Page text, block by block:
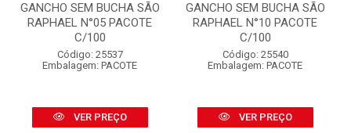
GANCHO SEM BUCHA SÃO
RAPHAEL N°05 PACOTE
C/100
Código: 25537
Embalagem: PACOTE
VER PREÇO
GANCHO SEM BUCHA SÃO
RAPHAEL N°10 PACOTE
C/100
Código: 25540
Embalagem: PACOTE
VER PREÇO